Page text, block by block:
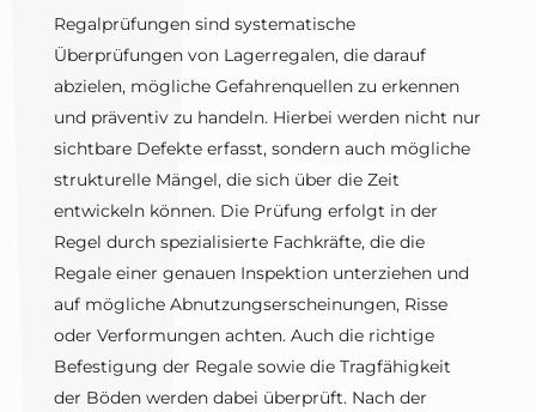
Regalprüfungen sind systematische
Überprüfungen von Lagerregalen, die darauf
abzielen, mögliche Gefahrenquellen zu erkennen
und präventiv zu handeln. Hierbei werden nicht nur
sichtbare Defekte erfasst, sondern auch mögliche
strukturelle Mängel, die sich über die Zeit
entwickeln können. Die Prüfung erfolgt in der
Regel durch spezialisierte Fachkräfte, die die
Regale einer genauen Inspektion unterziehen und
auf mögliche Abnutzungserscheinungen, Risse
oder Verformungen achten. Auch die richtige
Befestigung der Regale sowie die Tragfähigkeit
der Böden werden dabei überprüft. Nach der